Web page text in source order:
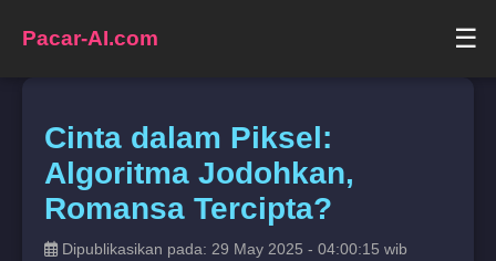
Pacar-AI.com ☰
Cinta dalam Piksel:
Algoritma Jodohkan,
Romansa Tercipta?
Dipublikasikan pada: 29 May 2025 - 04:00:15 wib